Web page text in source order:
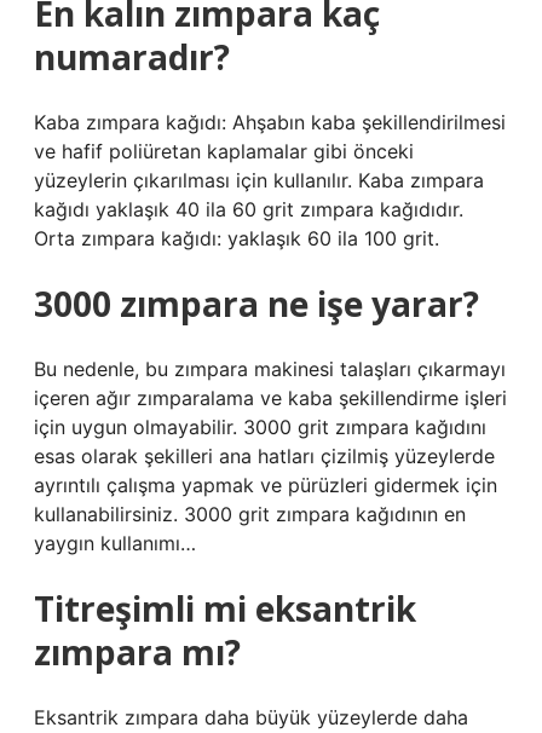
En kalın zımpara kaç
numaradır?
Kaba zımpara kağıdı: Ahşabın kaba şekillendirilmesi
ve hafif poliüretan kaplamalar gibi önceki
yüzeylerin çıkarılması için kullanılır. Kaba zımpara
kağıdı yaklaşık 40 ila 60 grit zımpara kağıdıdır.
Orta zımpara kağıdı: yaklaşık 60 ila 100 grit.
3000 zımpara ne işe yarar?
Bu nedenle, bu zımpara makinesi talaşları çıkarmayı
içeren ağır zımparalama ve kaba şekillendirme işleri
için uygun olmayabilir. 3000 grit zımpara kağıdını
esas olarak şekilleri ana hatları çizilmiş yüzeylerde
ayrıntılı çalışma yapmak ve pürüzleri gidermek için
kullanabilirsiniz. 3000 grit zımpara kağıdının en
yaygın kullanımı…
Titreşimli mi eksantrik
zımpara mı?
Eksantrik zımpara daha büyük yüzeylerde daha